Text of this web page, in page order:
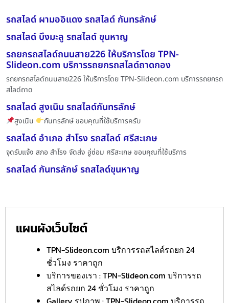
รถสไลด์ ผามออิแดง รถสไลด์ กันทรลักษ์
รถสไลด์ บึงมะลู รถสไลด์ ขุนหาญ
รถยกรถสไลด์ถนนสาย226 ให้บริการโดย TPN-
Slideon.com บริการรถยกรถสไลด์ถาดกอง
รถยกรถสไลด์ถนนสาย226 ให้บริการโดย TPN-Slideon.com บริการรถยกรถ
สไลด์ถาด
รถสไลด์ สูงเนิน รถสไลด์กันทรลักษ์
สูงเนิน กันทรลักษ์ ขอบคุณที่ใช้บริการครับ
รถสไลด์ อำเภอ สำโรง รถสไลด์ ศรีสะเกษ
จุดรับแจ้ง สภอ สำโรง จัดส่ง อู่ซ่อม ศรีสะเกษ ขอบคุณที่ใช้บริการ
รถสไลด์ กันทรลักษ์ รถสไลด์ขุนหาญ
แผนผังเว็บไซต์
TPN-Slideon.com บริการรถสไลด์รถยก 24
ชั่วโมง ราคาถูก
บริการของเรา : TPN-Slideon.com บริการรถ
สไลด์รถยก 24 ชั่วโมง ราคาถูก